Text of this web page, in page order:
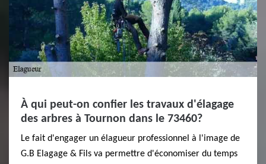
À qui peut-on confier les travaux d'élagage
des arbres à Tournon dans le 73460?
Le fait d'engager un élagueur professionnel à l'image de
G.B Elagage & Fils va permettre d'économiser du temps